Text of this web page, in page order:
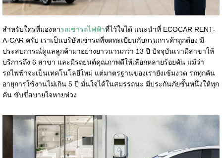
สำหรับใครที่มองหารถเช่ารถไฟฟ้าที่ไว้ใจได้ แนะนำที่ ECOCAR RENT-
A-CAR ครับ เราเป็นบริษัทเช่ารถที่จดทะเบียนกับกรมการค้าถูกต้อง มี
ประสบการณ์ดูแลลูกค้ามาอย่างยาวนานกว่า 13 ปี ปัจจุบันเรามีสาขาให้
บริการถึง 6 สาขา และมีรถยนต์คุณภาพดีให้เลือกหลายร้อยคัน แม้ว่า
รถไฟฟ้าจะเป็นเทคโนโลยีใหม่ แต่มาตรฐานของเรายังเข้มงวด รถทุกคัน
อายุการใช้งานไม่เกิน 5 ปี มั่นใจได้ในสมรรถนะ มีประกันภัยชั้นหนึ่งให้ทุก
คัน ขับขี่สบายใจหายห่วง